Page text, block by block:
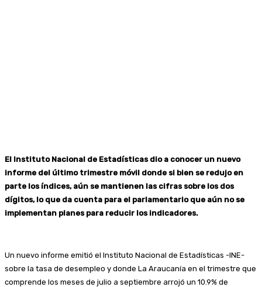
El Instituto Nacional de Estadísticas dio a conocer un nuevo
informe del último trimestre móvil donde si bien se redujo en
parte los índices, aún se mantienen las cifras sobre los dos
dígitos, lo que da cuenta para el parlamentario que aún no se
implementan planes para reducir los indicadores.
Un nuevo informe emitió el Instituto Nacional de Estadísticas -INE-
sobre la tasa de desempleo y donde La Araucanía en el trimestre que
comprende los meses de julio a septiembre arrojó un 10.9% de